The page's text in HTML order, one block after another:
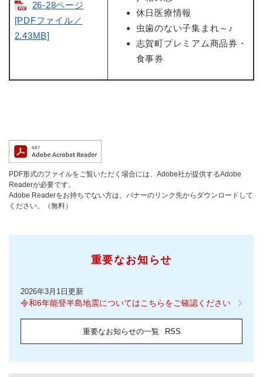
26-28ページ
[PDFファイル／
2.43MB]
休日医療情報
虫歯のない子集まれ～♪
志賀町プレミアム商品券・
食事券
PDF形式のファイルをご覧いただく場合には、Adobe社が提供するAdobe
Readerが必要です。
Adobe Readerをお持ちでない方は、バナーのリンク先からダウンロードして
ください。（無料）
重要なお知らせ
2026年3月1日更新
令和6年能登半島地震についてはこちらをご確認ください
重要なお知らせの一覧 RSS